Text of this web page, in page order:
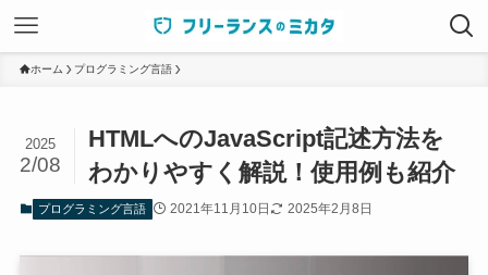
ホーム プログラミング言語
HTMLへのJavaScript記述方法を
わかりやすく解説！使用例も紹介
2025
2/08
プログラミング言語 2021年11月10日 2025年2月8日